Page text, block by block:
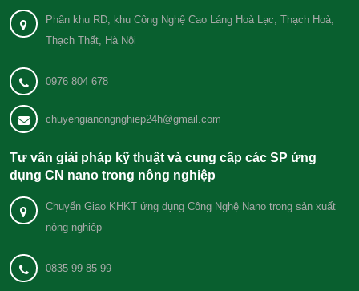
Phân khu RD, khu Công Nghệ Cao Láng Hoà Lạc, Thạch Hoà,
Thạch Thất, Hà Nội
0976 804 678
chuyengianongnghiep24h@gmail.com
Tư vấn giải pháp kỹ thuật và cung cấp các SP ứng
dụng CN nano trong nông nghiệp
Chuyển Giao KHKT ứng dụng Công Nghệ Nano trong sản xuất
nông nghiệp
0835 99 85 99